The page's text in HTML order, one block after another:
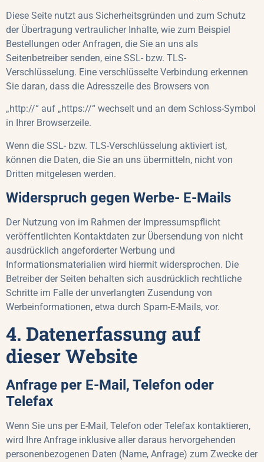
Diese Seite nutzt aus Sicherheitsgründen und zum Schutz
der Übertragung vertraulicher Inhalte, wie zum Beispiel
Bestellungen oder Anfragen, die Sie an uns als
Seitenbetreiber senden, eine SSL- bzw. TLS-
Verschlüsselung. Eine verschlüsselte Verbindung erkennen
Sie daran, dass die Adresszeile des Browsers von
„http://“ auf „https://“ wechselt und an dem Schloss-Symbol
in Ihrer Browserzeile.
Wenn die SSL- bzw. TLS-Verschlüsselung aktiviert ist,
können die Daten, die Sie an uns übermitteln, nicht von
Dritten mitgelesen werden.
Widerspruch gegen Werbe- E-Mails
Der Nutzung von im Rahmen der Impressumspflicht
veröffentlichten Kontaktdaten zur Übersendung von nicht
ausdrücklich angeforderter Werbung und
Informationsmaterialien wird hiermit widersprochen. Die
Betreiber der Seiten behalten sich ausdrücklich rechtliche
Schritte im Falle der unverlangten Zusendung von
Werbeinformationen, etwa durch Spam-E-Mails, vor.
4. Datenerfassung auf
dieser Website
Anfrage per E-Mail, Telefon oder
Telefax
Wenn Sie uns per E-Mail, Telefon oder Telefax kontaktieren,
wird Ihre Anfrage inklusive aller daraus hervorgehenden
personenbezogenen Daten (Name, Anfrage) zum Zwecke der